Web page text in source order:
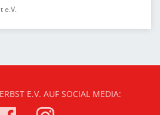
e.V.
E.V. AUF SOCIAL MEDIA: